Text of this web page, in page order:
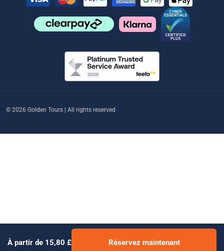
À partir de 15,80 £ Réservez maintenant
© 2026 Golden Tours | All rights reserved